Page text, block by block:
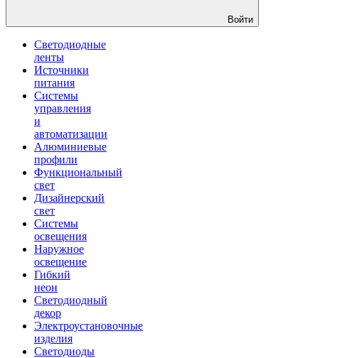
Войти
Светодиодные
ленты
Источники
питания
Системы
управления
и
автоматизации
Алюминиевые
профили
Функциональный
свет
Дизайнерский
свет
Системы
освещения
Наружное
освещение
Гибкий
неон
Светодиодный
декор
Электроустановочные
изделия
Светодиоды